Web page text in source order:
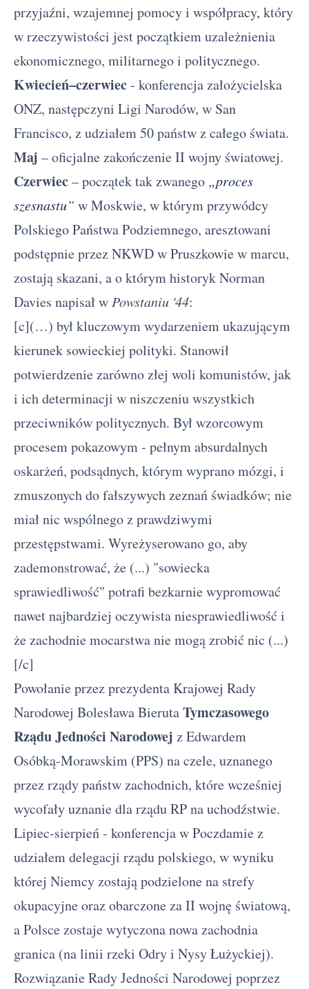
przyjaźni, wzajemnej pomocy i współpracy, który
w rzeczywistości jest początkiem uzależnienia
ekonomicznego, militarnego i politycznego.
Kwiecień–czerwiec- konferencja założycielska
ONZ, następczyni Ligi Narodów, w San
Francisco, z udziałem 50 państw z całego świata.
Maj – oficjalne zakończenie II wojny światowej.
Czerwiec– początek tak zwanego „proces
szesnastu” w Moskwie, w którym przywódcy
Polskiego Państwa Podziemnego, aresztowani
podstępnie przez NKWD w Pruszkowie w marcu,
zostają skazani, a o którym historyk Norman
Davies napisał w Powstaniu '44:
[c](…) był kluczowym wydarzeniem ukazującym
kierunek sowieckiej polityki. Stanowił
potwierdzenie zarówno złej woli komunistów, jak
i ich determinacji w niszczeniu wszystkich
przeciwników politycznych. Był wzorcowym
procesem pokazowym - pełnym absurdalnych
oskarżeń, podsądnych, którym wyprano mózgi, i
zmuszonych do fałszywych zeznań świadków; nie
miał nic wspólnego z prawdziwymi
przestępstwami. Wyreżyserowano go, aby
zademonstrować, że (...) "sowiecka
sprawiedliwość" potrafi bezkarnie wypromować
nawet najbardziej oczywista niesprawiedliwość i
że zachodnie mocarstwa nie mogą zrobić nic (...)
[/c]
Powołanie przez prezydenta Krajowej Rady
Narodowej Bolesława BierutaTymczasowego
Rządu Jedności Narodowej z Edwardem
Osóbką-Morawskim (PPS) na czele, uznanego
przez rządy państw zachodnich, które wcześniej
wycofały uznanie dla rządu RP na uchodźstwie.
Lipiec-sierpień - konferencja w Poczdamie z
udziałem delegacji rządu polskiego, w wyniku
której Niemcy zostają podzielone na strefy
okupacyjne oraz obarczone za II wojnę światową,
a Polsce zostaje wytyczona nowa zachodnia
granica (na linii rzeki Odry i Nysy Łużyckiej).
Rozwiązanie Rady Jedności Narodowej poprzez